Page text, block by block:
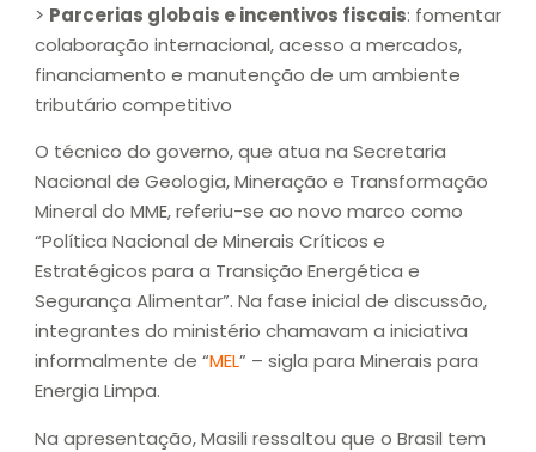
> Parcerias globais e incentivos fiscais: fomentar
colaboração internacional, acesso a mercados,
financiamento e manutenção de um ambiente
tributário competitivo
O técnico do governo, que atua na Secretaria
Nacional de Geologia, Mineração e Transformação
Mineral do MME, referiu-se ao novo marco como
“Política Nacional de Minerais Críticos e
Estratégicos para a Transição Energética e
Segurança Alimentar”. Na fase inicial de discussão,
integrantes do ministério chamavam a iniciativa
informalmente de “MEL” – sigla para Minerais para
Energia Limpa.
Na apresentação, Masili ressaltou que o Brasil tem